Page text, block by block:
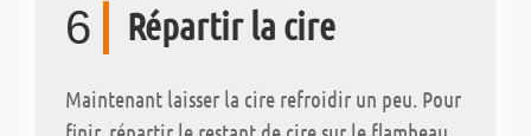
6 Répartir la cire
Maintenant laisser la cire refroidir un peu. Pour